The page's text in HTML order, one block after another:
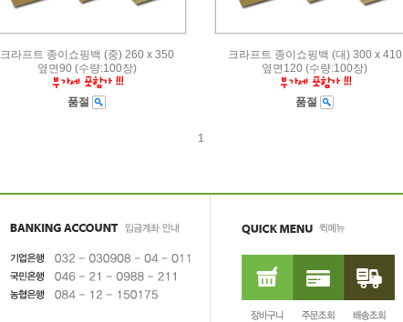
크라프트 종이쇼핑백 (중) 260 x 350
옆면90 (수량:100장)
품절
크라프트 종이쇼핑백 (대) 300 x 410
옆면120 (수량:100장)
품절
1